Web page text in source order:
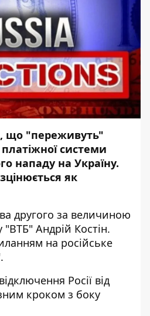
що "переживуть"
системи
нападу на Україну.
як
другого за величиною
"ВТБ" Андрій Костін.
на російське
Росії від
кроком з боку